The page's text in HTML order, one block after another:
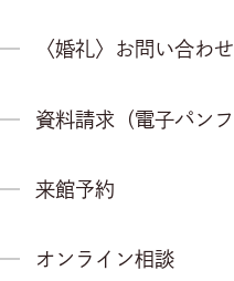
プライバシーポリシー
〈婚礼〉お問い合わせ
資料請求（電子パンフ
来館予約
オンライン相談